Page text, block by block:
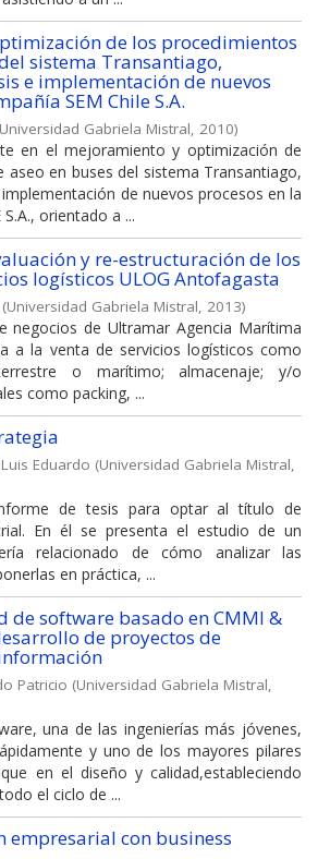
de los procedimientos
sistema Transantiago,
e implementación de nuevos
SEM Chile S.A.
Universidad Gabriela Mistral, 2010)
en el mejoramiento y optimización de
aseo en buses del sistema Transantiago,
de nuevos procesos en la
orientado a ...
y re-estructuración de los
logísticos ULOG Antofagasta
(Universidad Gabriela Mistral, 2013)
negocios de Ultramar Agencia Marítima
a la venta de servicios logísticos como
o marítimo; almacenaje; y/o
como packing, ...
Eduardo (Universidad Gabriela Mistral,
de tesis para optar al título de
En él se presenta el estudio de un
relacionado de cómo analizar las
en práctica, ...
de software basado en CMMI &
de proyectos de
Patricio (Universidad Gabriela Mistral,
una de las ingenierías más jóvenes,
y uno de los mayores pilares
en el diseño y calidad,estableciendo
el ciclo de ...
empresarial con business